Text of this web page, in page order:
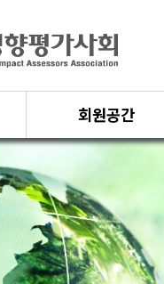
회원공간